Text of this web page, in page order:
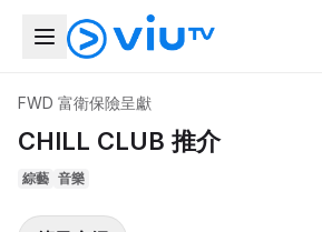
FWD 富衛保險呈獻
CHILL CLUB 推介
綜藝 音樂